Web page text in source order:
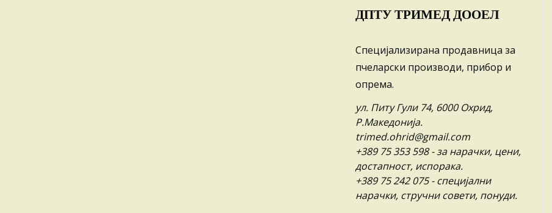
ДПТУ ТРИМЕД ДООЕЛ
Специјализирана продавница за
пчеларски производи, прибор и
опрема.
ул. Питу Гули 74, 6000 Охрид,
Р.Македонија.
trimed.ohrid@gmail.com
+389 75 353 598- за нарачки, цени,
достапност, испорака.
+389 75 242 075- специјални
нарачки, стручни совети, понуди.